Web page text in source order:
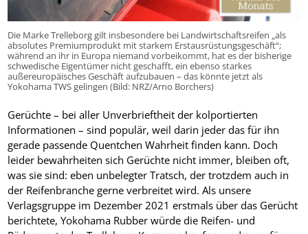
Die Marke Trelleborg gilt insbesondere bei Landwirtschaftsreifen „als
absolutes Premiumprodukt mit starkem Erstausrüstungsgeschäft“;
während an ihr in Europa niemand vorbeikommt, hat es der bisherige
schwedische Eigentümer nicht geschafft, ein ebenso starkes
außereuropäisches Geschäft aufzubauen – das könnte jetzt als
Yokohama TWS gelingen (Bild: NRZ/Arno Borchers)
Gerüchte – bei aller Unverbrieftheit der kolportierten
Informationen – sind populär, weil darin jeder das für ihn
gerade passende Quentchen Wahrheit finden kann. Doch
leider bewahrheiten sich Gerüchte nicht immer, bleiben oft,
was sie sind: eben unbelegter Tratsch, der trotzdem auch in
der Reifenbranche gerne verbreitet wird. Als unsere
Verlagsgruppe im Dezember 2021 erstmals über das Gerücht
berichtete, Yokohama Rubber würde die Reifen- und